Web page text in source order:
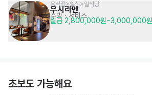
음식점>일식>일식당
우시라멘
주방· 서비스
월급 2,800,000원~3,000,000원
초보도 가능해요